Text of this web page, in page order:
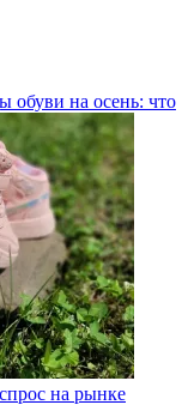
обуви на осень: что
на рынке